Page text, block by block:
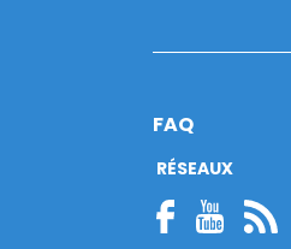
FAQ
RÉSEAUX